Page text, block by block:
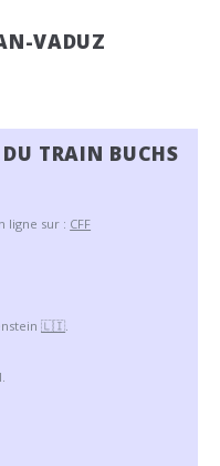
VADUZ
TRAIN BUCHS
ligne sur : CFF
🇱🇮.